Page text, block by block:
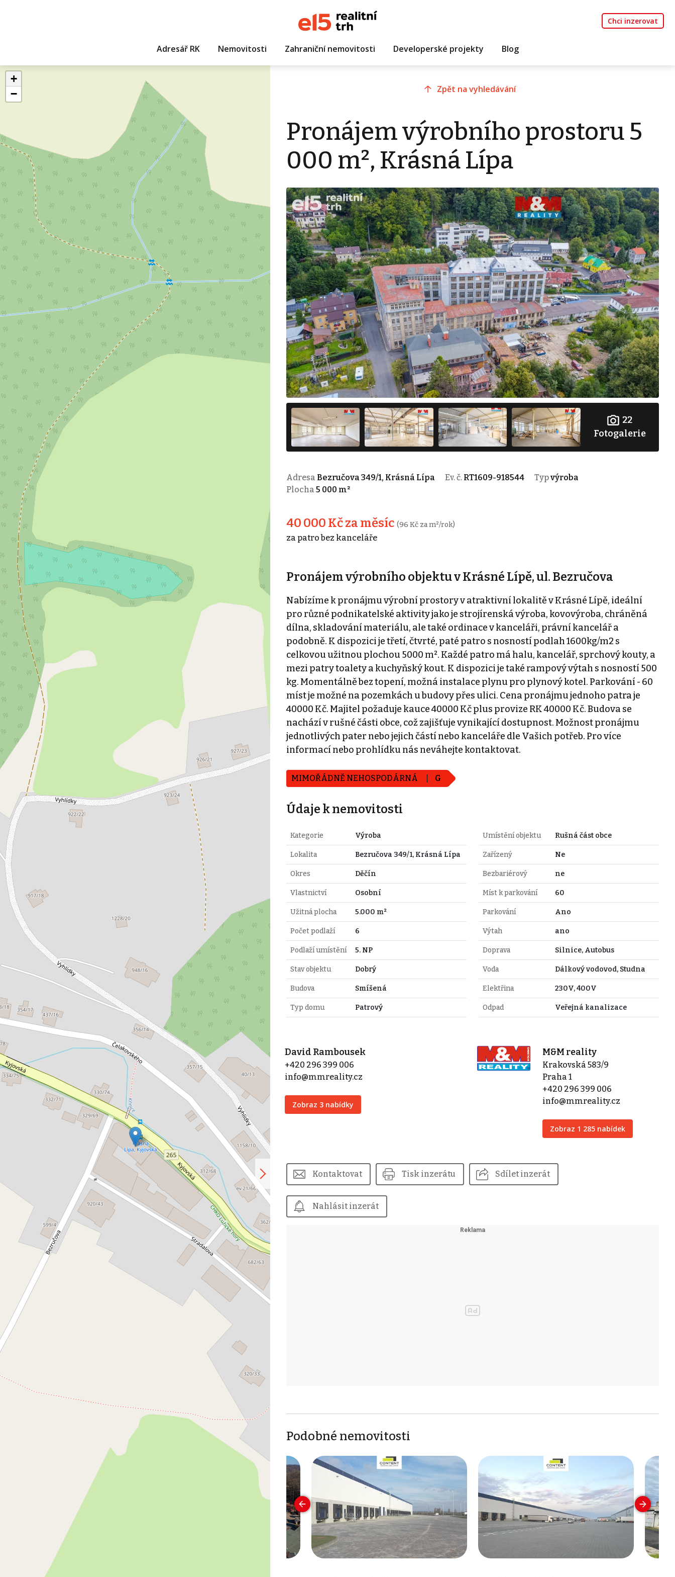
Chci inzerovat
Adresář RK Nemovitosti Zahraniční nemovitosti Developerské projekty Blog
+
−
Zpět na vyhledávání
Pronájem výrobního prostoru 5
000 m², Krásná Lípa
22
Fotogalerie
Adresa Bezručova 349/1, Krásná Lípa Ev. č. RT1609-918544 Typvýroba
Plocha 5 000 m²
40 000 Kč za měsíc (96 Kč za m²/rok)
za patro bez kanceláře
Pronájem výrobního objektu v Krásné Lípě, ul. Bezručova
Nabízíme k pronájmu výrobní prostory v atraktivní lokalitě v Krásné Lípě, ideální
pro různé podnikatelské aktivity jako je strojírenská výroba, kovovýroba, chráněná
dílna, skladování materiálu, ale také ordinace v kanceláři, právní kancelář a
podobně. K dispozici je třetí, čtvrté, paté patro s nosností podlah 1600kg/m2 s
celkovou užitnou plochou 5000 m². Každé patro má halu, kancelář, sprchový kouty, a
mezi patry toalety a kuchyňský kout. K dispozici je také rampový výtah s nosností 500
kg. Momentálně bez topení, možná instalace plynu pro plynový kotel. Parkování - 60
míst je možné na pozemkách u budovy přes ulici. Cena pronájmu jednoho patra je
40000 Kč. Majitel požaduje kauce 40000 Kč plus provize RK 40000 Kč. Budova se
nachází v rušné části obce, což zajišťuje vynikající dostupnost. Možnost pronájmu
jednotlivých pater nebo jejich částí nebo kanceláře dle Vašich potřeb. Pro více
informací nebo prohlídku nás neváhejte kontaktovat.
MIMOŘÁDNĚ NEHOSPODÁRNÁ G
Údaje k nemovitosti
Kategorie Výroba
Lokalita Bezručova 349/1, Krásná Lípa
Okres Děčín
Vlastnictví Osobní
Užitná plocha 5.000 m²
Počet podlaží 6
Podlaží umístění 5. NP
Stav objektu Dobrý
Budova Smíšená
Typ domu Patrový
Umístění objektu Rušná část obce
Zařízený Ne
Bezbariérový ne
Míst k parkování 60
Parkování Ano
Výtah ano
Doprava Silnice, Autobus
Voda Dálkový vodovod, Studna
Elektřina 230V, 400V
Odpad Veřejná kanalizace
David Rambousek
+420 296 399 006
info@mmreality.cz
Zobraz 3 nabídky
M&M reality
Krakovská 583/9
Praha 1
+420 296 399 006
info@mmreality.cz
Zobraz 1 285 nabídek
Kontaktovat Tisk inzerátu Sdílet inzerát
Nahlásit inzerát
Podobné nemovitosti